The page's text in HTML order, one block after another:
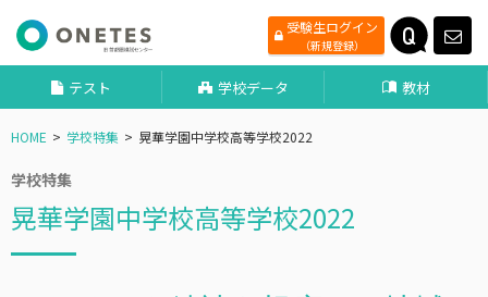
受験生ログイン
（新規登録）
テスト 学校データ 教材
HOME 学校特集 晃華学園中学校高等学校2022
学校特集
晃華学園中学校高等学校2022